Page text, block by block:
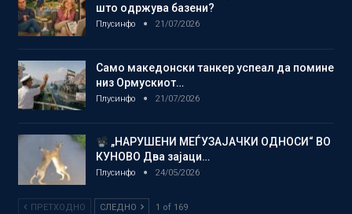
што одржува базени?
Плусинфо 21/07/2026
Само македонски танкер успеал да помине
низ Ормускиот…
Плусинфо 21/07/2026
„НАРУШЕНИ МЕЃУЗАЈАЧКИ ОДНОСИ“ ВО
КУНОВО Два зајаци…
Плусинфо 24/05/2026
ПРЕТХОДНО СЛЕДНО 1 of 169